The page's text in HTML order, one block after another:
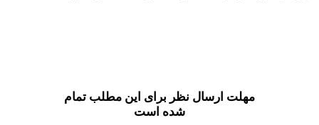
مهلت ارسال نظر برای این مطلب تمام
شده است